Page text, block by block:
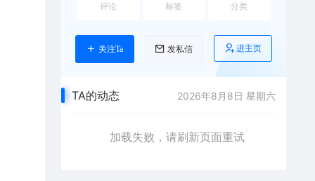
评论 标签 分类
关注Ta 发私信 进主页
TA的动态 2026年8月8日 星期六
加载失败，请刷新页面重试